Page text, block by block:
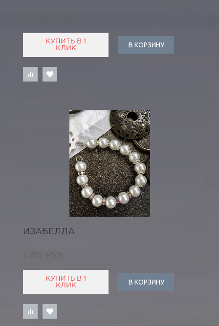
КУПИТЬ В 1
КЛИК
В КОРЗИНУ
ИЗАБЕЛЛА
1 210 РУБ
КУПИТЬ В 1
КЛИК
В КОРЗИНУ